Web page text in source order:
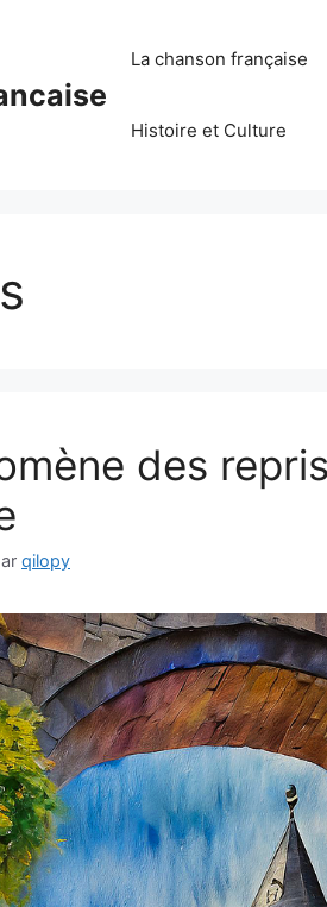
La chanson française
Histoire et Culture
des
qilopy